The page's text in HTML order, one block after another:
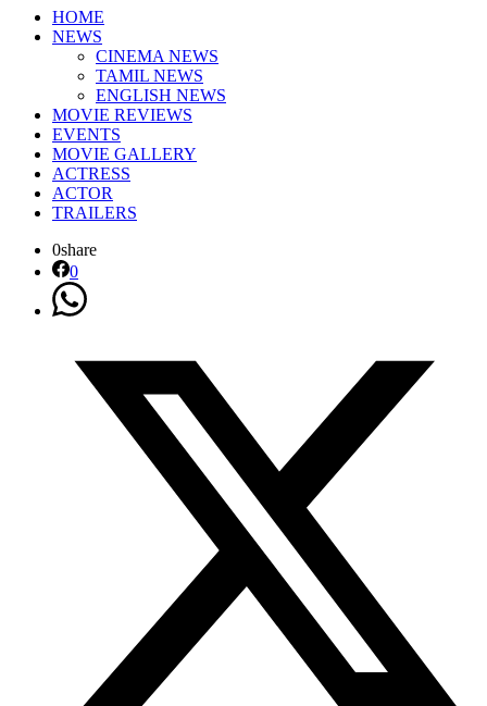
HOME
NEWS
CINEMA NEWS
TAMIL NEWS
ENGLISH NEWS
MOVIE REVIEWS
EVENTS
MOVIE GALLERY
ACTRESS
ACTOR
TRAILERS
0share
0